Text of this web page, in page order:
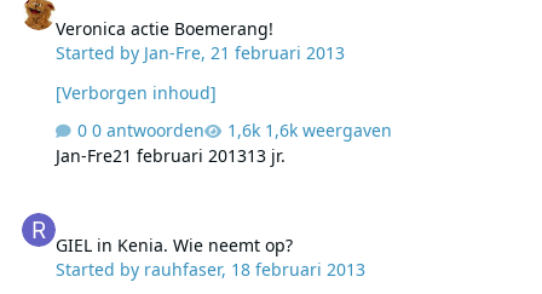
Michiel Veenstra en Adam Curry. Ik heb de hele lijst
opgenomen destijds. Het zijn 79 uren met de complete
gedeelte wat overdag we…
Veronica actie Boemerang!
Started by Jan-Fre,21 februari 2013
[Verborgen inhoud]
0 antwoorden
1,6k weergaven
Jan-Fre21 februari 201313 jr.
GIEL in Kenia. Wie neemt op?
Started by rauhfaser, 18 februari 2013